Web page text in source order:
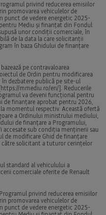
privind reducerea emisiilor
promovarea vehiculelor de
punct de vedere energetic 2025-
Mediu și finanțat din Fondul
unor condiții comerciale, în
de la data la care solicitanții
în baza Ghidului de finanțare
pe contravaloarea
de Ordin pentru modificarea
dezbatere publică pe site-ul
https://mmediu.ro/en/]. Reducerile
va deveni funcțional pentru
de finanțare aprobat pentru 2026,
momentul respectiv. Această ofertă
a Ordinului ministrului mediului,
de finanțare a Programului,
sub condiția menținerii sau
de modificare Ghid de finanțare
către solicitant a tuturor cerințelor
standard al vehiculului a
comerciale oferite de Renault
privind reducerea emisiilor
promovarea vehiculelor de
punct de vedere energetic 2025-